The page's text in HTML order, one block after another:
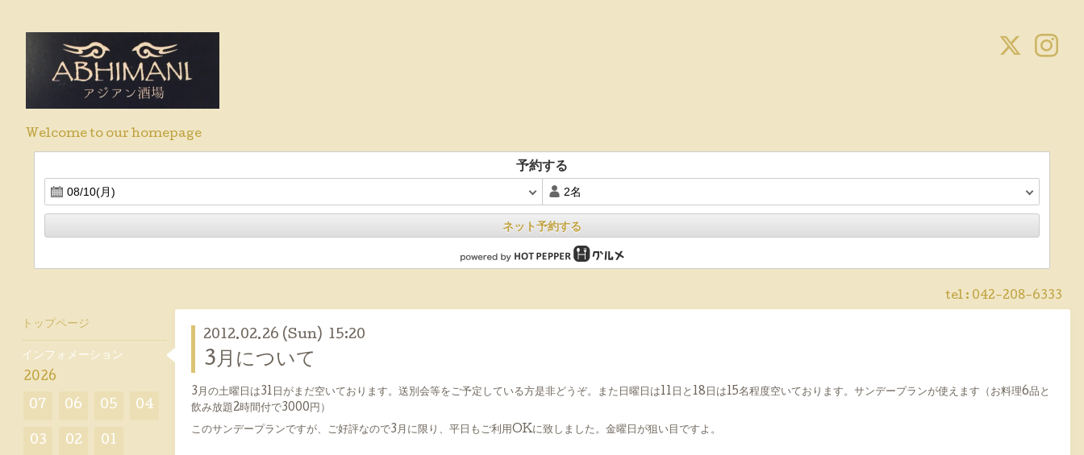
Welcome to our homepage
tel : 042-208-6333
予約する
ネット予約する
2012.02.26 (Sun) 15:20
3月について
3月の土曜日は31日がまだ空いております。送別会等をご予定している方是非どうぞ。また日曜日は11日と18日は15名程度空いております。サンデープランが使えます（お料理6品と
飲み放題2時間付で3000円）
このサンデープランですが、ご好評なので3月に限り、平日もご利用OKに致しました。金曜日が狙い目ですよ。
トップページ
インフォメーション
2026
07 06 05 04
03 02 01